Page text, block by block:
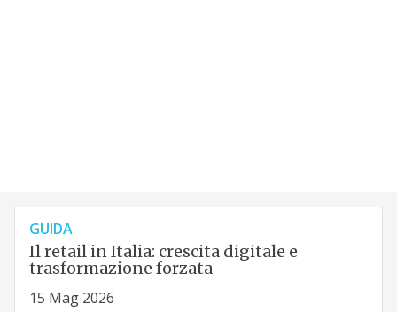
GUIDA
Il retail in Italia: crescita digitale e
trasformazione forzata
15 Mag 2026